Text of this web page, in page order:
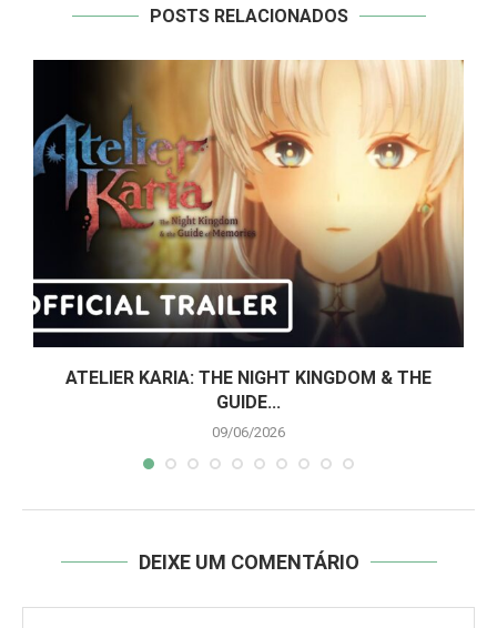
POSTS RELACIONADOS
ATELIER KARIA: THE NIGHT KINGDOM & THE
GUIDE...
09/06/2026
DEIXE UM COMENTÁRIO